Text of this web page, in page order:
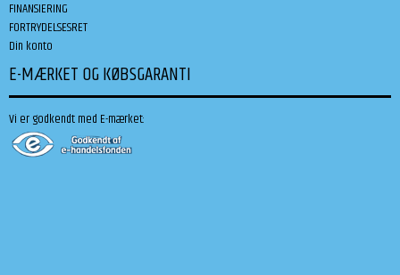
FINANSIERING
FORTRYDELSESRET
Din konto
E-MÆRKET OG KØBSGARANTI
Vi er godkendt med E-mærket: